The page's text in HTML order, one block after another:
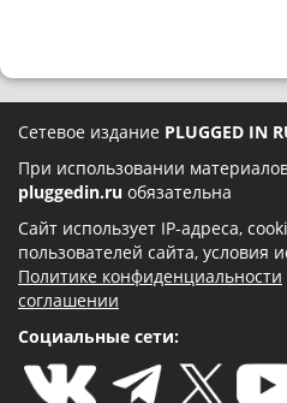
Сетевое издание PLUGGED IN
При использовании
pluggedin.ru обязательна
Сайт использует IP-адреса,
пользователей сайта, условия
Политике конфиденциальности
соглашении
Социальные сети: